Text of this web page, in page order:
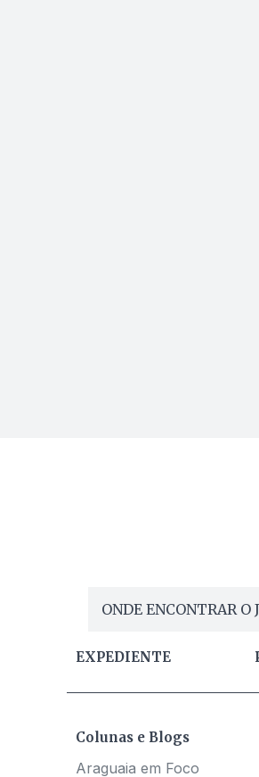
ONDE ENCONTRAR O
EXPEDIENTE
Colunas e Blogs
Araguaia em Foco